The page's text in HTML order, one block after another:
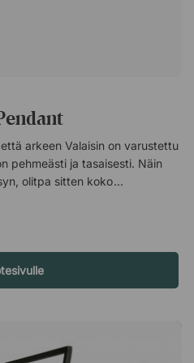
arkeen Valaisin on varustettu
pehmeästi ja tasaisesti. Näin
olitpa sitten kokouksessa,
kuin rauhallisina iltoina.
tyylikäs Varjostin on
materiaalista, joka ei
viimeistellyltä, vaan kestää
käsitelty kestämään naarmuja,
yksityiskohdat